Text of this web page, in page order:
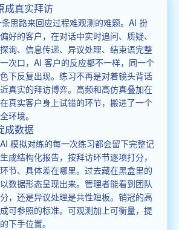
成真实拜访
思路来回应过程难观测的难题。AI 扮
好的客户，在对话中实时追问、质疑、
询、信息传递、异议处理、结束语完整
次口，AI 客户的反应都不一样，同一个
下反复出现。练习不再是对着镜头背话
真实的拜访博弈。高频和高仿真叠加在
真实客户身上试错的环节，搬进了一个
环境。
成数据
模拟对练的每一次练习都会留下完整记
成结构化报告，按拜访环节逐项打分，
节、具体差在哪里。过去藏在黑盒里的
数据形态呈现出来。管理者能看到团队
，还是异议处理是共性短板。销冠的高
可参照的标准。可观测加上可衡量，提
下手位置。